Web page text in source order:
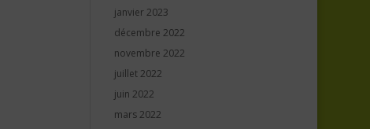
janvier 2023
décembre 2022
novembre 2022
juillet 2022
juin 2022
mars 2022